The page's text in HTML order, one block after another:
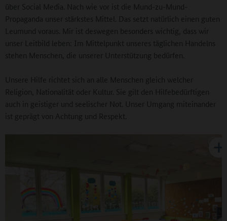
über Social Media. Nach wie vor ist die Mund-zu-Mund-
Propaganda unser stärkstes Mittel. Das setzt natürlich einen guten
Leumund voraus. Mir ist deswegen besonders wichtig, dass wir
unser Leitbild leben: Im Mittelpunkt unseres täglichen Handelns
stehen Menschen, die unserer Unterstützung bedürfen.
Unsere Hilfe richtet sich an alle Menschen gleich welcher
Religion, Nationalität oder Kultur. Sie gilt den Hilfebedürftigen
auch in geistiger und seelischer Not. Unser Umgang miteinander
ist geprägt von Achtung und Respekt.